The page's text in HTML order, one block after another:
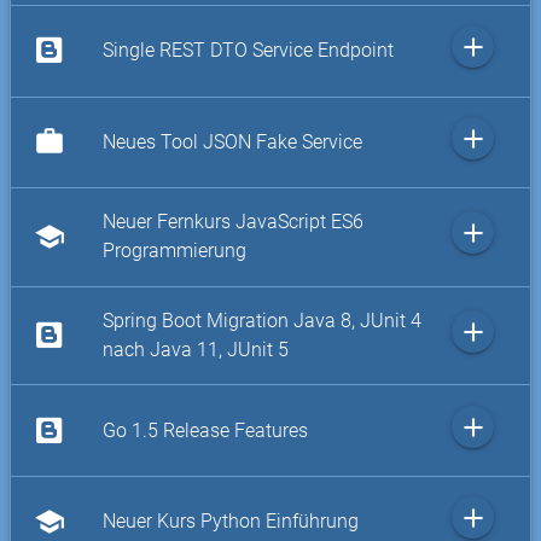
Single REST DTO Service Endpoint add
work Neues Tool JSON Fake Service add
school
Neuer Fernkurs JavaScript ES6
Programmierung
add
Spring Boot Migration Java 8, JUnit 4
nach Java 11, JUnit 5
add
Go 1.5 Release Features add
school Neuer Kurs Python Einführung add